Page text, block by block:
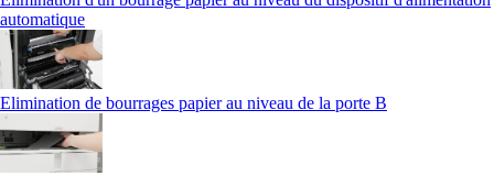
automatique
Elimination de bourrages papier au niveau de la porte B